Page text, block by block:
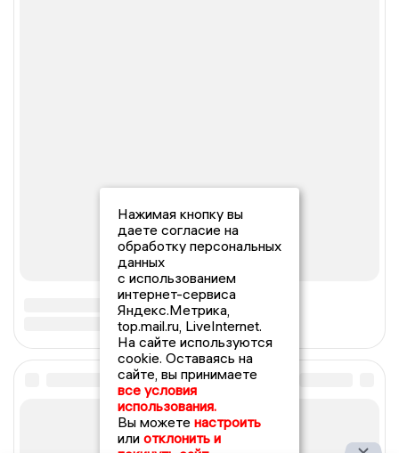
Нажимая кнопку вы
даете согласие на
обработку персональных
данных
с использованием
интернет-сервиса
Яндекс.Метрика,
top.mail.ru, LiveInternet.
На сайте используются
cookie. Оставаясь на
сайте, вы принимаете
все условия
использования.
Вы можете настроить
или отклонить и